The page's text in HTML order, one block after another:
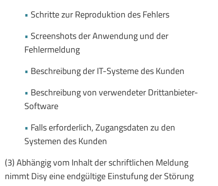
• Schritte zur Reproduktion des Fehlers
• Screenshots der Anwendung und der
Fehlermeldung
• Beschreibung der IT-Systeme des Kunden
• Beschreibung von verwendeter Drittanbieter-
Software
• Falls erforderlich, Zugangsdaten zu den
Systemen des Kunden
(3) Abhängig vom Inhalt der schriftlichen Meldung
nimmt Disy eine endgültige Einstufung der Störung